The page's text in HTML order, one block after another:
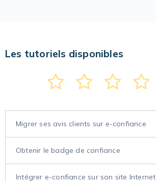
Les tutoriels disponibles
Migrer ses avis clients sur e-confiance
Obtenir le badge de confiance
Intégrer e-confiance sur son site Internet